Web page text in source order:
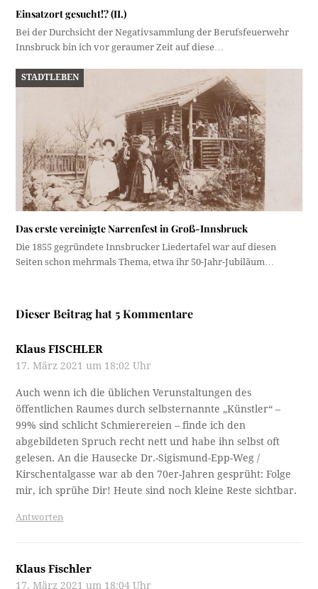
Einsatzort gesucht!? (II.)
Bei der Durchsicht der Negativsammlung der Berufsfeuerwehr
Innsbruck bin ich vor geraumer Zeit auf diese…
STADTLEBEN
Das erste vereinigte Narrenfest in Groß-Innsbruck
Die 1855 gegründete Innsbrucker Liedertafel war auf diesen
Seiten schon mehrmals Thema, etwa ihr 50-Jahr-Jubiläum…
Dieser Beitrag hat 5 Kommentare
Klaus FISCHLER
17. März 2021 um 18:02 Uhr
Auch wenn ich die üblichen Verunstaltungen des
öffentlichen Raumes durch selbsternannte „Künstler“ –
99% sind schlicht Schmierereien – finde ich den
abgebildeten Spruch recht nett und habe ihn selbst oft
gelesen. An die Hausecke Dr.-Sigismund-Epp-Weg /
Kirschentalgasse war ab den 70er-Jahren gesprüht: Folge
mir, ich sprühe Dir! Heute sind noch kleine Reste sichtbar.
Antworten
Klaus Fischler
17. März 2021 um 18:04 Uhr